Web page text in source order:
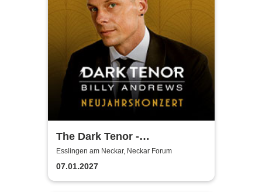
The Dark Tenor -
Neujahrskonzerte
Esslingen am Neckar, Neckar Forum
07.01.2027